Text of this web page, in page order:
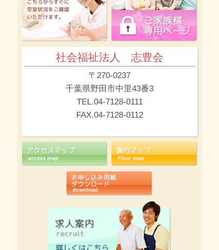
社会福祉法人 志豊会
〒270-0237
千葉県野田市中里43番3
TEL.04-7128-0111
FAX.04-7128-0112